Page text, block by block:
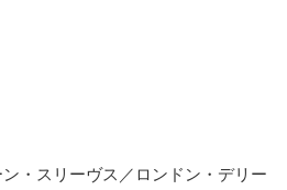
・スリーヴス／ロンドン・デリー